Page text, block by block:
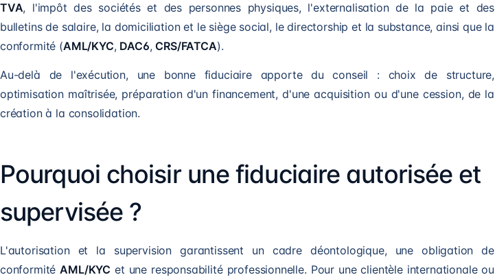
TVA, l'impôt des sociétés et des personnes physiques, l'externalisation de la paie et des
bulletins de salaire, la domiciliation et le siège social, le directorship et la substance, ainsi que la
conformité (AML/KYC, DAC6,CRS/FATCA).
Au-delà de l'exécution, une bonne fiduciaire apporte du conseil : choix de structure,
optimisation maîtrisée, préparation d'un financement, d'une acquisition ou d'une cession, de la
création à la consolidation.
Pourquoi choisir une fiduciaire autorisée et
supervisée ?
L'autorisation et la supervision garantissent un cadre déontologique, une obligation de
conformitéAML/KYC et une responsabilité professionnelle. Pour une clientèle internationale ou